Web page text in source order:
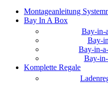
Montageanleitung
Bay In A Box
Bay-in-
Bay-
Bay-in-
Bay-
Komplette Regale